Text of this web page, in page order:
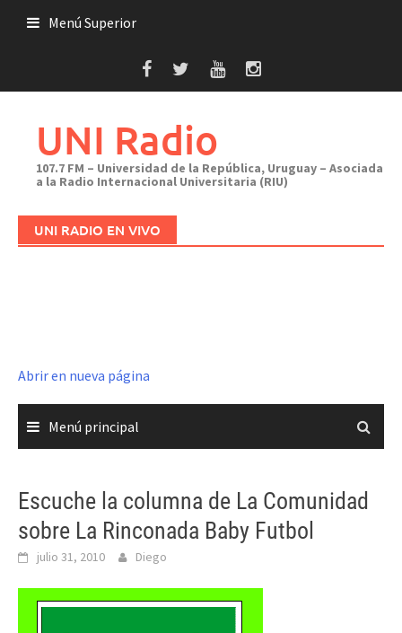
Menú Superior
UNI Radio
107.7 FM – Universidad de la República, Uruguay – Asociada
a la Radio Internacional Universitaria (RIU)
UNI RADIO EN VIVO
Abrir en nueva página
Menú principal
Escuche la columna de La Comunidad
sobre La Rinconada Baby Futbol
julio 31, 2010 Diego